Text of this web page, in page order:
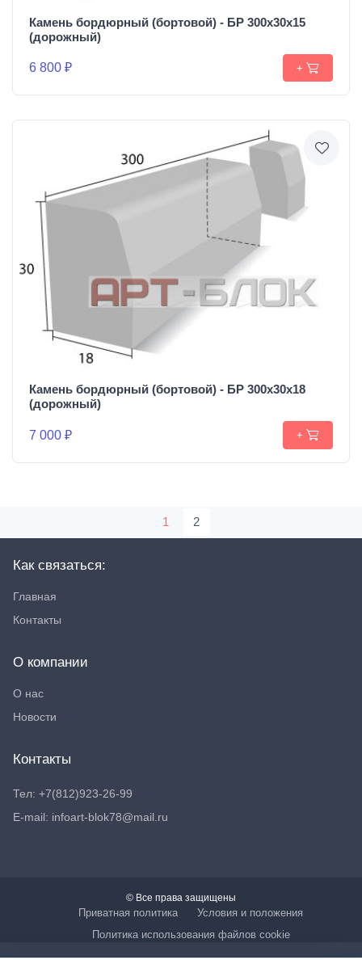
Камень бордюрный (бортовой) - БР 300х30х15
(дорожный)
6 800 ₽ +
Камень бордюрный (бортовой) - БР 300х30х18
(дорожный)
7 000 ₽ +
1 2
Как связаться:
Главная
Контакты
О компании
О нас
Новости
Контакты
Тел: +7(812)923-26-99
E-mail: infoart-blok78@mail.ru
© Все права защищены
Приватная политика
Условия и положения
Политика использования файлов cookie